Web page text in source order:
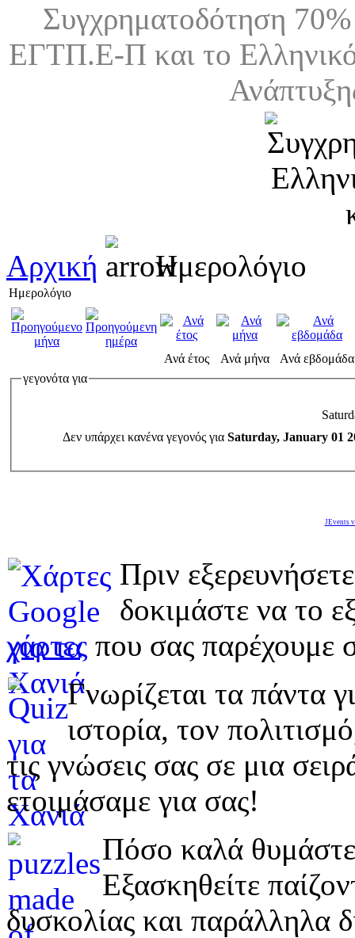
Συγχρηματοδότηση
ΕΓΤΠ.Ε-Π και το
Αρχική Ημερολόγιο
Ημερολόγιο
Ανά έτος Ανά μήνα
Ανά εβδομάδα
γεγονότα για
Δεν υπάρχει κανένα γεγονός για Saturday, January 01
JEvents
Πριν
δοκιμάστε να το
χάρτες που σας παρέχουμε
Γνωρίζεται τα πάντα
ιστορία, τον
τις γνώσεις σας σε μια
ετοιμάσαμε για σας!
Πόσο καλά
Εξασκηθείτε
δυσκολίας και παράλληλα